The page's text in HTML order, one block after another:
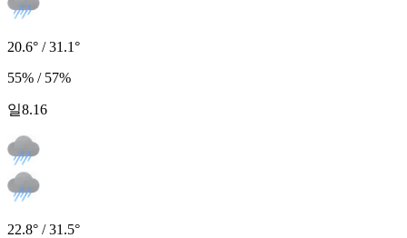
20.6° / 31.1°
55% / 57%
일8.16
22.8° / 31.5°